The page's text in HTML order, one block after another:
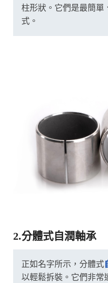
柱形狀。它們是最簡單
式。
2.分體式自潤軸承
正如名字所示，分體式
以輕鬆拆裝。它們非常